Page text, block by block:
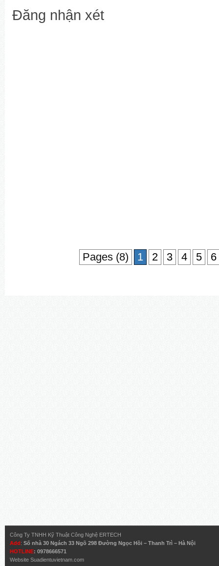
Đăng nhận xét
Pages (8) 1 2 3 4 5 6
Công Ty TNHH Kỹ Thuật Công Nghệ ERTECH
Add: Số nhà 30 Ngách 33 Ngõ 298 Đường Ngọc Hồi – Thanh Trì – Hà Nội
HOTLINE: 0978666571
Website Suadientuvietnam.com